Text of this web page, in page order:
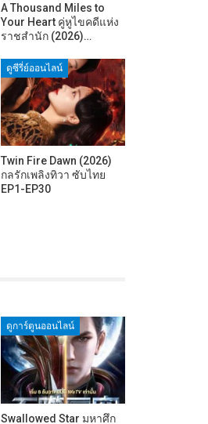
A Thousand Miles to
Your Heart คู่หูไขคดีแห่ง
ราชสำนัก (2026)…
ดูซีรี่ย์ออนไลน์
Twin Fire Dawn (2026)
กลรักเพลิงทิวา ซับไทย
EP1-EP30
ดูการ์ตูนออนไลน์
Swallowed Star มหาศึก